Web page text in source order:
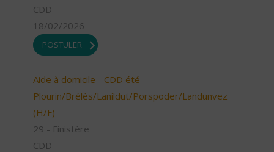
CDD
18/02/2026
POSTULER
Aide à domicile - CDD été -
Plourin/Brélès/Lanildut/Porspoder/Landunvez
(H/F)
29 - Finistère
CDD